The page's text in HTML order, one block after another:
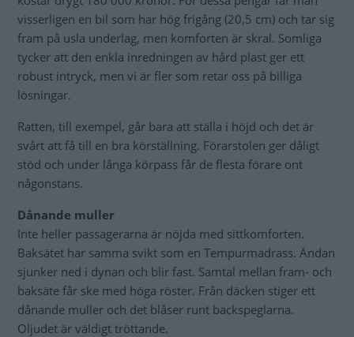
visserligen en bil som har hög frigång (20,5 cm) och tar sig
fram på usla underlag, men komforten är skral. Somliga
tycker att den enkla inredningen av hård plast ger ett
robust intryck, men vi är fler som retar oss på billiga
lösningar.
Ratten, till exempel, går bara att ställa i höjd och det är
svårt att få till en bra körställning. Förarstolen ger dåligt
stöd och under långa körpass får de flesta förare ont
någonstans.
Dånande muller
Inte heller passagerarna är nöjda med sittkomforten.
Baksätet har samma svikt som en Tempurmadrass. Ändan
sjunker ned i dynan och blir fast. Samtal mellan fram- och
baksäte får ske med höga röster. Från däcken stiger ett
dånande muller och det blåser runt backspeglarna.
Oljudet är väldigt tröttande.